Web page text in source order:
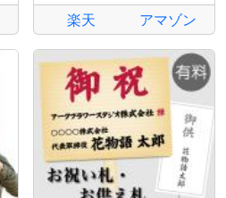
楽天 アマゾン